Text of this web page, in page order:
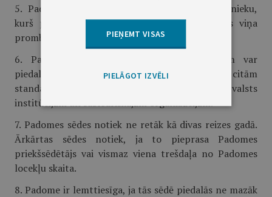
5. Padome ievēlē Padomes priekšsēdētāja vietnieku,
kurš pilda Padomes priekšsēdētāja pienākumus viņa
prombūtnes laikā.
6. Padomes darbā ar padomdevēja tiesībām var
piedalīties attiecīgi pilnvaroti pārstāvji no citām
standartizācijas attīstībā ieinteresētām valsts
institūcijām un sabiedriskajām organizācijām.
7. Padomes sēdes notiek ne retāk kā divas reizes gadā.
Ārkārtas sēdes notiek, ja to pieprasa Padomes
priekšsēdētājs vai vismaz viena trešdaļa no Padomes
locekļu skaita.
8. Padome ir lemttiesīga, ja tās sēdē piedalās ne mazāk
PIEŅEMT VISAS
PIELĀGOT IZVĒLI